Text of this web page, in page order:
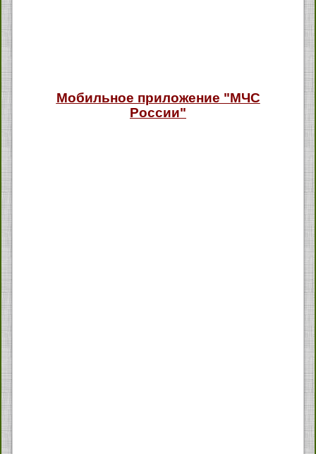
Мобильное приложение "МЧС
России"